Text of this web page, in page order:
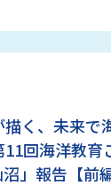
描く、未来で
11回海洋教育
」報告【前編